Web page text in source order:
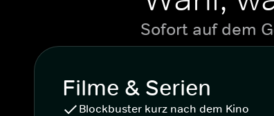
Sofort auf dem
Filme & Serien
Blockbuster kurz nach dem Kino